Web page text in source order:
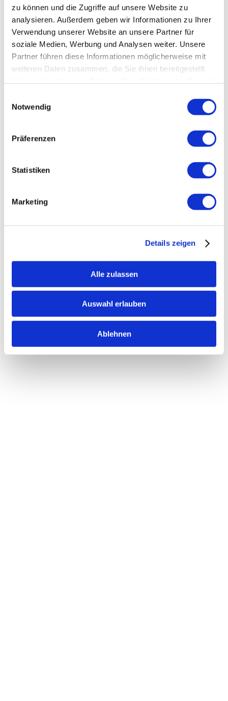
zu können und die Zugriffe auf unsere Website zu
analysieren. Außerdem geben wir Informationen zu Ihrer
Verwendung unserer Website an unsere Partner für
soziale Medien, Werbung und Analysen weiter. Unsere
Partner führen diese Informationen möglicherweise mit
weiteren Daten zusammen, die Sie ihnen bereitgestellt
Notwendig
Präferenzen
Statistiken
Marketing
Details zeigen
Alle zulassen
Auswahl erlauben
Ablehnen